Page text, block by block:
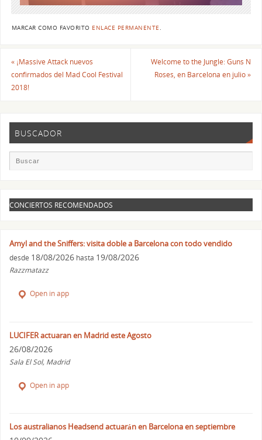
MARCAR COMO FAVORITO ENLACE PERMANENTE.
«¡Massive Attack nuevos
confirmados del Mad Cool Festival
2018!
Welcome to the Jungle: Guns N
Roses, en Barcelona en julio»
BUSCADOR
CONCIERTOS RECOMENDADOS
Amyl and the Sniffers: visita doble a Barcelona con todo vendido
desde 18/08/2026 hasta 19/08/2026
Razzmatazz
Open in app
LUCIFER actuaran en Madrid este Agosto
26/08/2026
Sala El Sol, Madrid
Open in app
Los australianos Headsend actuarán en Barcelona en septiembre